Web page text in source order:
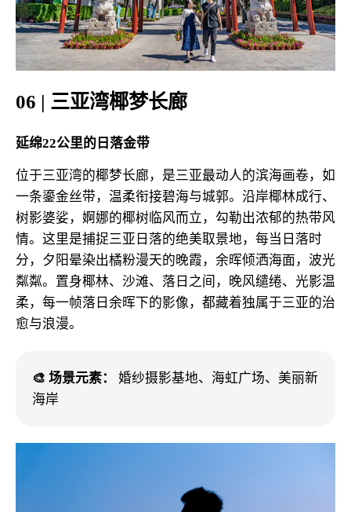
06 | 三亚湾椰梦长廊
延绵22公里的日落金带
位于三亚湾的椰梦长廊，是三亚最动人的滨海画卷，如
一条鎏金丝带，温柔衔接碧海与城郭。沿岸椰林成行、
树影婆娑，婀娜的椰树临风而立，勾勒出浓郁的热带风
情。这里是捕捉三亚日落的绝美取景地，每当日落时
分，夕阳晕染出橘粉漫天的晚霞，余晖倾洒海面，波光
粼粼。置身椰林、沙滩、落日之间，晚风缱绻、光影温
柔，每一帧落日余晖下的影像，都藏着独属于三亚的治
愈与浪漫。
🎨 场景元素：
婚纱摄影基地、海虹广场、美丽新
海岸